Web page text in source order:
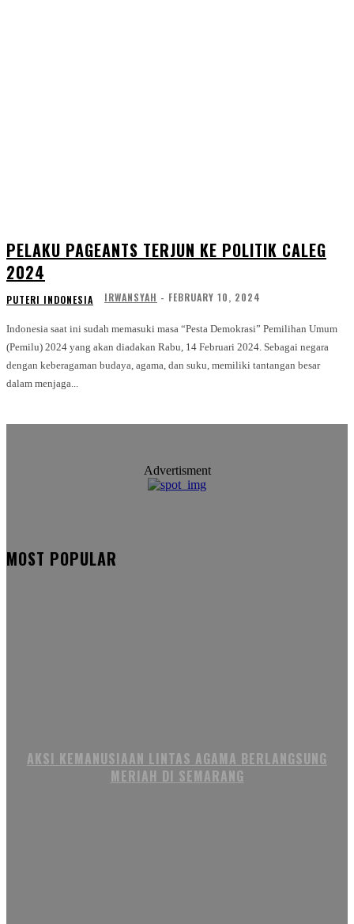
PELAKU PAGEANTS TERJUN KE POLITIK CALEG
2024
PUTERI INDONESIA IRWANSYAH - FEBRUARY 10, 2024
Indonesia saat ini sudah memasuki masa “Pesta Demokrasi” Pemilihan Umum
(Pemilu) 2024 yang akan diadakan Rabu, 14 Februari 2024. Sebagai negara
dengan keberagaman budaya, agama, dan suku, memiliki tantangan besar
dalam menjaga...
Advertisment
MOST POPULAR
AKSI KEMANUSIAAN LINTAS AGAMA BERLANGSUNG
MERIAH DI SEMARANG